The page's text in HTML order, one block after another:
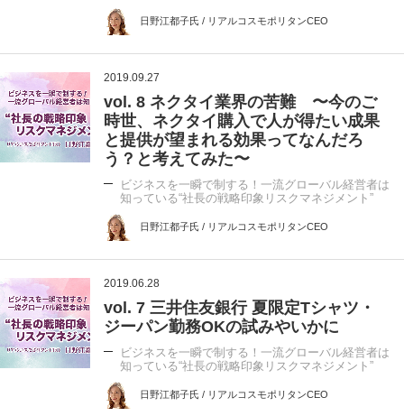
日野江都子氏 / リアルコスモポリタンCEO
2019.09.27
vol. 8 ネクタイ業界の苦難 〜今のご
時世、ネクタイ購入で人が得たい成果
と提供が望まれる効果ってなんだろ
う？と考えてみた〜
ビジネスを一瞬で制する！一流グローバル経営者は
知っている“社長の戦略印象リスクマネジメント”
日野江都子氏 / リアルコスモポリタンCEO
2019.06.28
vol. 7 三井住友銀行 夏限定Tシャツ・
ジーパン勤務OKの試みやいかに
ビジネスを一瞬で制する！一流グローバル経営者は
知っている“社長の戦略印象リスクマネジメント”
日野江都子氏 / リアルコスモポリタンCEO